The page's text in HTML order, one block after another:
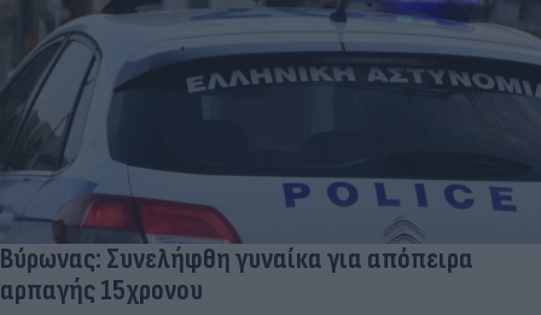
Βύρωνας: Συνελήφθη γυναίκα για απόπειρα
αρπαγής 15χρονου